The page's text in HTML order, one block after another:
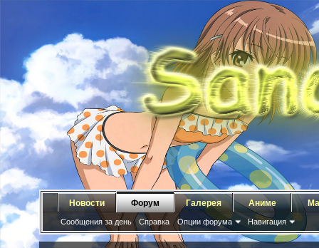
Новости Форум
Сообщения за день Справка Опции форума Навигация
Галерея Аниме